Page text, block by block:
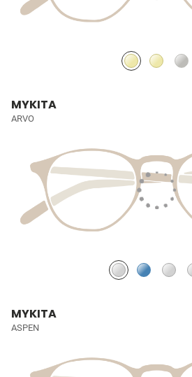
MYKITA
ARVO
MYKITA
ASPEN